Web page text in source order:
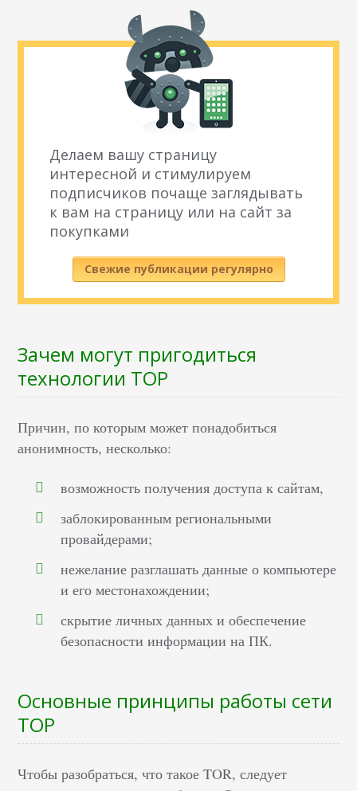
Делаем вашу страницу
интересной и стимулируем
подписчиков почаще заглядывать
к вам на страницу или на сайт за
покупками
Свежие публикации регулярно
Зачем могут пригодиться
технологии ТОР
Причин, по которым может понадобиться
анонимность, несколько:
возможность получения доступа к сайтам,
заблокированным региональными
провайдерами;
нежелание разглашать данные о компьютере
и его местонахождении;
скрытие личных данных и обеспечение
безопасности информации на ПК.
Основные принципы работы сети
ТОР
Чтобы разобраться, что такое TOR, следует